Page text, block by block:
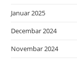
Januar 2025
Decembar 2024
Novembar 2024